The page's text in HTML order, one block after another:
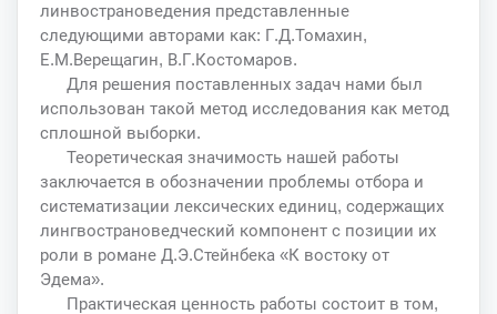
линвострановедения представленные
следующими авторами как: Г.Д.Томахин,
Е.М.Верещагин, В.Г.Костомаров.
Для решения поставленных задач нами был
использован такой метод исследования как метод
сплошной выборки.
Теоретическая значимость нашей работы
заключается в обозначении проблемы отбора и
систематизации лексических единиц, содержащих
лингвострановедческий компонент с позиции их
роли в романе Д.Э.Стейнбека «К востоку от
Эдема».
Практическая ценность работы состоит в том,